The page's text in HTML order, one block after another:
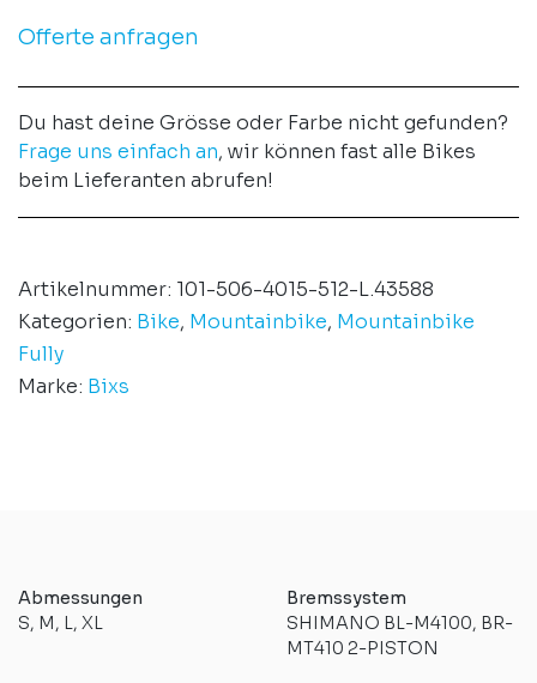
Offerte anfragen
Du hast deine Grösse oder Farbe nicht gefunden?
Frage uns einfach an, wir können fast alle Bikes
beim Lieferanten abrufen!
Artikelnummer: 101-506-4015-512-L.43588
Kategorien: Bike, Mountainbike, Mountainbike
Fully
Marke: Bixs
Abmessungen
S, M, L, XL
Bremssystem
SHIMANO BL-M4100, BR-
MT410 2-PISTON